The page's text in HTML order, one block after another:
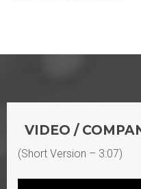
VIDEO /
(Short Version – 3:07)